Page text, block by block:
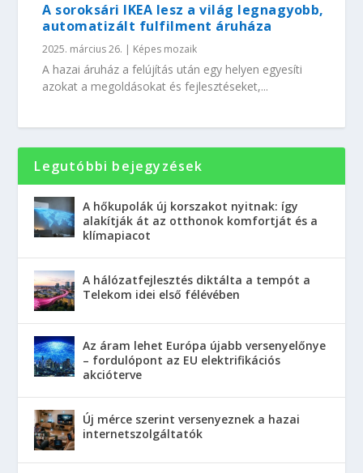
A soroksári IKEA lesz a világ legnagyobb,
automatizált fulfilment áruháza
2025. március 26. | Képes mozaik
A hazai áruház a felújítás után egy helyen egyesíti
azokat a megoldásokat és fejlesztéseket,...
Legutóbbi bejegyzések
A hőkupolák új korszakot nyitnak: így
alakítják át az otthonok komfortját és a
klímapiacot
A hálózatfejlesztés diktálta a tempót a
Telekom idei első félévében
Az áram lehet Európa újabb versenyelőnye
– fordulópont az EU elektrifikációs
akcióterve
Új mérce szerint versenyeznek a hazai
internetszolgáltatók